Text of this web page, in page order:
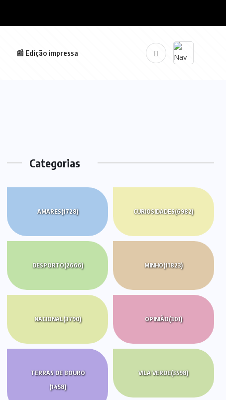
📰 Edição impressa
Categorias
AMARES(1728) CURIOSIDADES(6982)
DESPORTO(2666) MINHO(11823)
NACIONAL(3790) OPINIÃO(301)
TERRAS DE BOURO
(1458)
VILA VERDE(3598)